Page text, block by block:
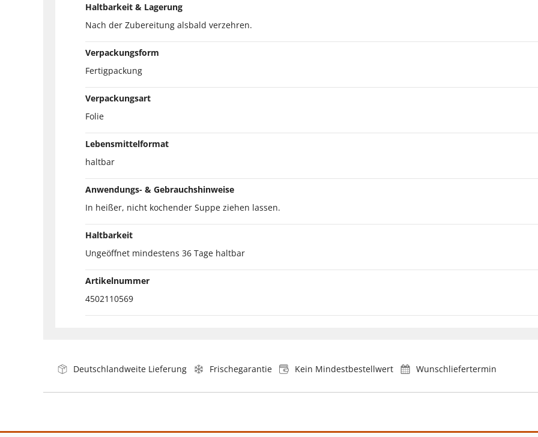
Haltbarkeit & Lagerung
Nach der Zubereitung alsbald verzehren.
Verpackungsform
Fertigpackung
Verpackungsart
Folie
Lebensmittelformat
haltbar
Anwendungs- & Gebrauchshinweise
In heißer, nicht kochender Suppe ziehen lassen.
Haltbarkeit
Ungeöffnet mindestens 36 Tage haltbar
Artikelnummer
4502110569
Deutschlandweite Lieferung Frischegarantie Kein Mindestbestellwert Wunschliefertermin